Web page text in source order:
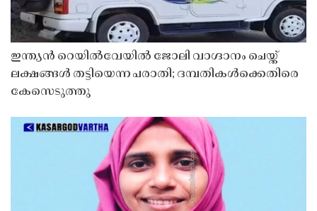
ഇന്ത്യൻ റെയിൽവേയിൽ ജോലി വാഗ്ദാനം ചെയ്ത്
ലക്ഷങ്ങൾ തട്ടിയെന്ന പരാതി; ദമ്പതികൾക്കെതിരെ
കേസെടുത്തു